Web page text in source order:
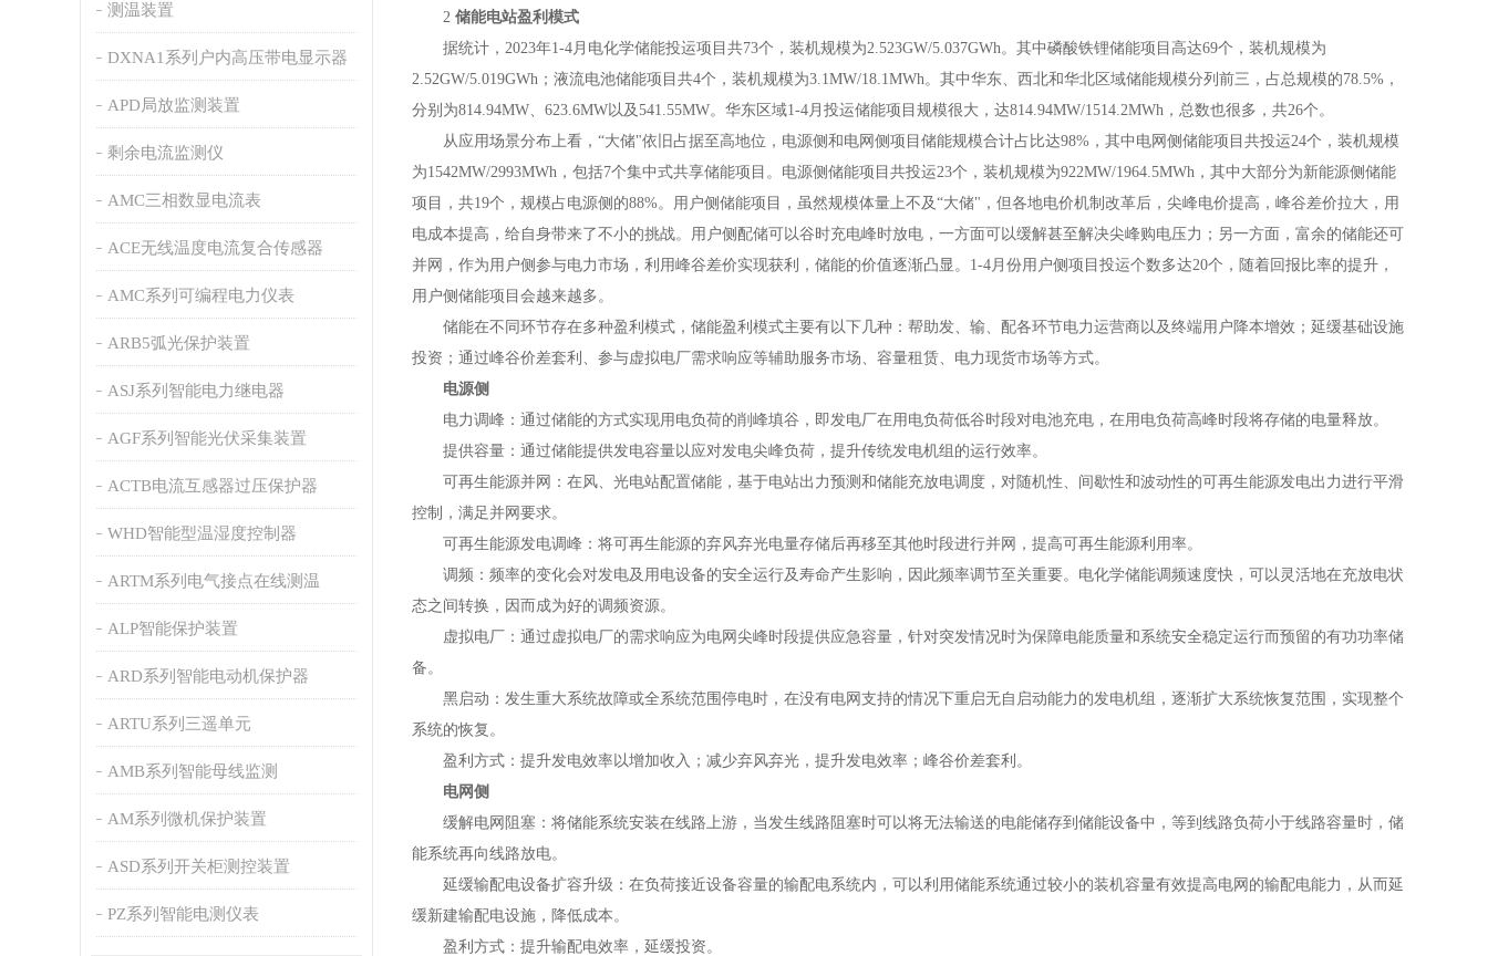
测温装置
DXNA1系列户内高压带电显示器
APD局放监测装置
剩余电流监测仪
AMC三相数显电流表
ACE无线温度电流复合传感器
AMC系列可编程电力仪表
ARB5弧光保护装置
ASJ系列智能电力继电器
AGF系列智能光伏采集装置
ACTB电流互感器过压保护器
WHD智能型温湿度控制器
ARTM系列电气接点在线测温
ALP智能保护装置
ARD系列智能电动机保护器
ARTU系列三遥单元
AMB系列智能母线监测
AM系列微机保护装置
ASD系列开关柜测控装置
PZ系列智能电测仪表
2 储能电站盈利模式
据统计，2023年1-4月电化学储能投运项目共73个，装机规模为2.523GW/5.037GWh。其中磷酸铁锂储能项目高达69个，装机规模为
2.52GW/5.019GWh；液流电池储能项目共4个，装机规模为3.1MW/18.1MWh。其中华东、西北和华北区域储能规模分列前三，占总规模的78.5%，
分别为814.94MW、623.6MW以及541.55MW。华东区域1-4月投运储能项目规模很大，达814.94MW/1514.2MWh，总数也很多，共26个。
从应用场景分布上看，“大储"依旧占据至高地位，电源侧和电网侧项目储能规模合计占比达98%，其中电网侧储能项目共投运24个，装机规模
为1542MW/2993MWh，包括7个集中式共享储能项目。电源侧储能项目共投运23个，装机规模为922MW/1964.5MWh，其中大部分为新能源侧储能
项目，共19个，规模占电源侧的88%。用户侧储能项目，虽然规模体量上不及“大储"，但各地电价机制改革后，尖峰电价提高，峰谷差价拉大，用
电成本提高，给自身带来了不小的挑战。用户侧配储可以谷时充电峰时放电，一方面可以缓解甚至解决尖峰购电压力；另一方面，富余的储能还可
并网，作为用户侧参与电力市场，利用峰谷差价实现获利，储能的价值逐渐凸显。1-4月份用户侧项目投运个数多达20个，随着回报比率的提升，
用户侧储能项目会越来越多。
储能在不同环节存在多种盈利模式，储能盈利模式主要有以下几种：帮助发、输、配各环节电力运营商以及终端用户降本增效；延缓基础设施
投资；通过峰谷价差套利、参与虚拟电厂需求响应等辅助服务市场、容量租赁、电力现货市场等方式。
电源侧
电力调峰：通过储能的方式实现用电负荷的削峰填谷，即发电厂在用电负荷低谷时段对电池充电，在用电负荷高峰时段将存储的电量释放。
提供容量：通过储能提供发电容量以应对发电尖峰负荷，提升传统发电机组的运行效率。
可再生能源并网：在风、光电站配置储能，基于电站出力预测和储能充放电调度，对随机性、间歇性和波动性的可再生能源发电出力进行平滑
控制，满足并网要求。
可再生能源发电调峰：将可再生能源的弃风弃光电量存储后再移至其他时段进行并网，提高可再生能源利用率。
调频：频率的变化会对发电及用电设备的安全运行及寿命产生影响，因此频率调节至关重要。电化学储能调频速度快，可以灵活地在充放电状
态之间转换，因而成为好的调频资源。
虚拟电厂：通过虚拟电厂的需求响应为电网尖峰时段提供应急容量，针对突发情况时为保障电能质量和系统安全稳定运行而预留的有功功率储
备。
黑启动：发生重大系统故障或全系统范围停电时，在没有电网支持的情况下重启无自启动能力的发电机组，逐渐扩大系统恢复范围，实现整个
系统的恢复。
盈利方式：提升发电效率以增加收入；减少弃风弃光，提升发电效率；峰谷价差套利。
电网侧
缓解电网阻塞：将储能系统安装在线路上游，当发生线路阻塞时可以将无法输送的电能储存到储能设备中，等到线路负荷小于线路容量时，储
能系统再向线路放电。
延缓输配电设备扩容升级：在负荷接近设备容量的输配电系统内，可以利用储能系统通过较小的装机容量有效提高电网的输配电能力，从而延
缓新建输配电设施，降低成本。
盈利方式：提升输配电效率，延缓投资。